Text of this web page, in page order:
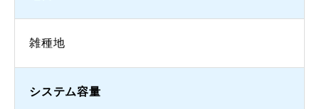
雑種地
システム容量